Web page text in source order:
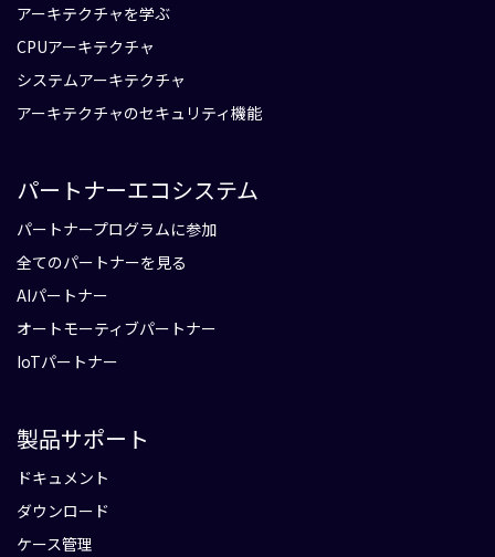
アーキテクチャを学ぶ
CPUアーキテクチャ
システムアーキテクチャ
アーキテクチャのセキュリティ機能
パートナーエコシステム
パートナープログラムに参加
全てのパートナーを見る
AIパートナー
オートモーティブパートナー
IoTパートナー
製品サポート
ドキュメント
ダウンロード
ケース管理